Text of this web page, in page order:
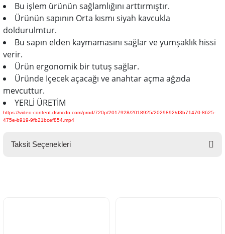
Bu işlem ürünün sağlamlığını arttırmıştır.
Ürünün sapının Orta kısmı siyah kavcukla
doldurulmtur.
Bu sapın elden kaymamasını sağlar ve yumşaklık hissi
verir.
Ürün ergonomik bir tutuş sağlar.
Üründe Içecek açacağı ve anahtar açma ağzıda
mevcuttur.
YERLİ ÜRETİM
https://video-content.dsmcdn.com/prod/720p/2017928/2018925/2029892/d3b71470-8625-
475e-b919-9fb21bcef854.mp4
Taksit Seçenekleri